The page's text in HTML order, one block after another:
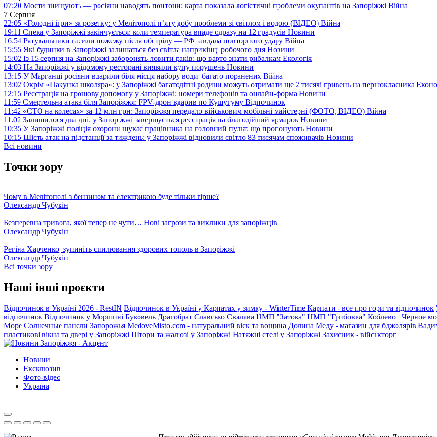
07:20 Мости знищують — росіяни наводять понтони: карта показала логістичні проблеми окупантів на Запоріжжі Війна
7 Серпня
22:05 «Голодні ігри» за розетку: у Мелітополі п’яту добу проблеми зі світлом і водою (ВІДЕО) Війна
19:11 Спека у Запоріжжі закінчується: коли температура впаде одразу на 12 градусів Новини
16:54 Рятувальники гасили пожежу після обстрілу — РФ завдала повторного удару Війна
15:55 Які будинки в Запоріжжі залишаться без світла наприкінці робочого дня Новини
15:02 Із 15 серпня на Запоріжжі заборонять ловити раків: що варто знати рибалкам Екологія
14:03 На Запоріжжі у відомому ресторані виявили купу порушень Новини
13:15 У Марганці росіяни вдарили біля місця набору води: багато поранених Війна
13:02 Окрім «Пакунка школяра»: у Запоріжжі багатодітні родини можуть отримати ще 2 тисячі гривень на першокласника
12:15 Реєстрація на грошову допомогу у Запоріжжі: номери телефонів та онлайн-форма Новини
11:59 Смертельна атака біля Запоріжжя: FPV-дрон вдарив по Кушугуму Відпочинок
11:42 «СТО на колесах» за 12 млн грн: Запоріжжя передало військовим мобільні майстерні (ФОТО, ВІДЕО) Війна
11:02 Залишилося два дні: у Запоріжжі завершується реєстрація на благодійний ярмарок Новини
10:35 У Запоріжжі поліція охорони шукає працівника на головний пульт: що пропонують Новини
10:15 Шість атак на підстанції за тиждень: у Запоріжжі відновили світло 83 тисячам споживачів Новини
Всі новини
Точки зору
Чому в Мелітополі з бензином та електрикою буде тільки гірше?
Олександр Чубукін
Безперевна тривога, якої тепер не чути… Нові загрози та виклики для запоріжців
Олександр Чубукін
Регіна Харченко, зупиніть спилювання здорових тополь в Запоріжжі
Олександр Чубукін
Всі точки зору
Наші інші проєкти
Відпочинок в Україні 2026 - RestIN Відпочинок в Україні у Карпатах у зимку - WinterTime Карпати - все про гори та відпочинок
відпочинок Відпочинок у Моршині Буковель Драгобрат Славсько Свалява НМП "Затока" НМП "Грибовка" Коблево - Черное
Море Солнечные панели Запорожья MedoveMisto.com - натуральний віск та вощина Долина Меду - магазин для бджолярів
пластикові вікна та двері у Запоріжжі Штори та жалюзі у Запоріжжі Натяжні стелі у Запоріжжі Захисник - військторг
Новини
Ексклюзив
Фото-відео
Україна